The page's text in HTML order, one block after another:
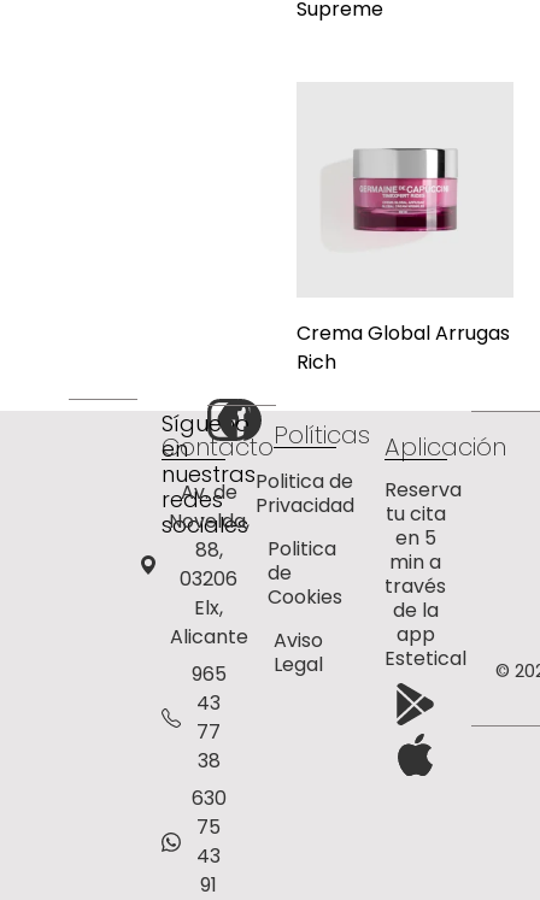
Supreme
Crema Global Arrugas
Rich
Síguenos
en
nuestras
redes
sociales
Contacto
Av. de
Novelda,
88,
03206
Elx,
Alicante
965
43
77
38
630
75
43
91
Políticas
Politica de
Privacidad
Politica
de
Cookies
Aviso
Legal
Aplicación
Reserva
tu cita
en 5
min a
través
de la
app
Estetical
©